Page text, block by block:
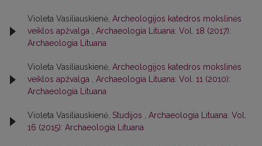
Violeta Vasiliauskienė, Archeologijos katedros mokslinės
veiklos apžvalga
Archaeologia Lituana: Vol. 18 (2017):
Archaeologia Lituana
Violeta Vasiliauskienė, Archeologijos katedros mokslinės
veiklos apžvalga
Archaeologia Lituana: Vol. 11 (2010):
Archaeologia Lituana
Violeta Vasiliauskienė, Studijos
Archaeologia Lituana: Vol.
16 (2015): Archaeologia Lituana